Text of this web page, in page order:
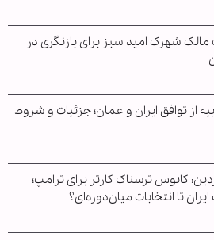
شهرک امید سبز برای بازنگری در
از توافق ایران و عمان؛ جزئیات و شروط
کابوس ترسناک کارتر برای ترامپ؛
تا انتخابات میان‌دوره‌ای؟